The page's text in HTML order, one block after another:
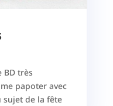
BD très
papoter avec
sujet de la fête